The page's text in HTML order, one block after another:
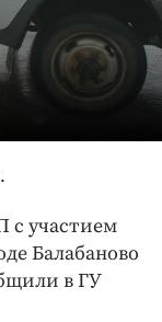
с участием
Балабаново
в ГУ